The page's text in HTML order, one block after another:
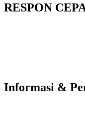
RESPON
Informasi &